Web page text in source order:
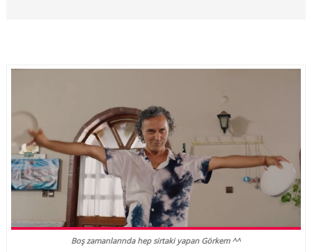
Boş zamanlarında hep sirtaki yapan Görkem ^^